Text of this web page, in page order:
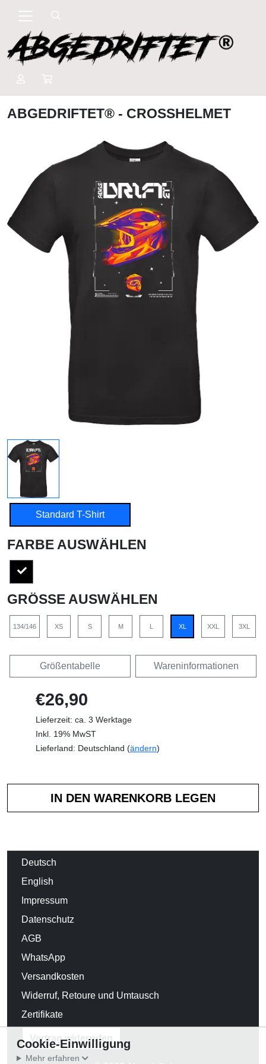
ABGEDRIFTET® - CROSSHELMET
Standard T-Shirt
FARBE AUSWÄHLEN
GRÖSSE AUSWÄHLEN
134/146 XS S M L XL XXL 3XL
Größentabelle Wareninformationen
€26,90
Lieferzeit: ca. 3 Werktage
Inkl. 19% MwST
Lieferland: Deutschland (ändern)
Deutsch
English
Impressum
Datenschutz
AGB
WhatsApp
Versandkosten
Widerruf, Retoure und Umtausch
Zertifikate
Vertrag widerrufen
Cookie-Einwilligung
Mehr erfahren